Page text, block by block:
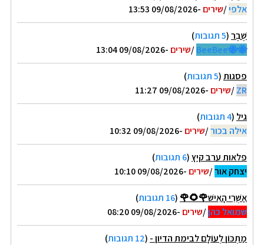
אלפי/שירים -09/08/2026 13:53
שֶׁבֶר(5 תגובות
)
🐝🐝BeeBee
/שירים -09/08/2026 13:04
פסגות(5 תגובות
)
ZR
/שירים -09/08/2026 11:27
גיל (4 תגובות
)
אילה בכור/שירים -09/08/2026 10:32
פלאות ערב קיץ(6 תגובות
)
יצחק אור/שירים -09/08/2026 10:10
אַשְׁרֵי הָאִישׁ🌹🌻🌹 (16 תגובות
)
שמואל כהן/שירים -09/08/2026 08:20
מַתְכּוֹן לְעוֹלָם לבימת הדיון - (12 תגובות
)